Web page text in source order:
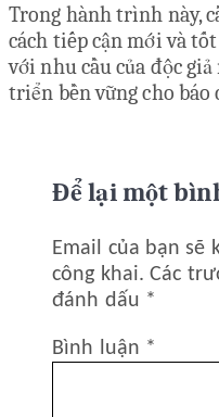
Trong hành trình này,
cách tiếp cận mới và
với nhu cầu của độc
triển bền vững cho
Để lại một
Email của bạn
công khai. Các
đánh dấu *
Bình luận *